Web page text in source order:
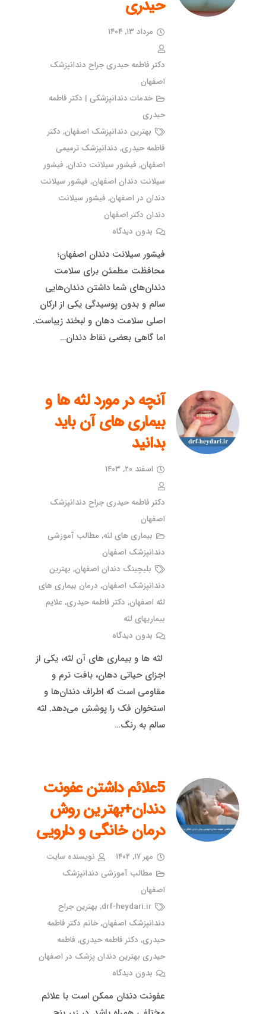
حیدری
مرداد ۱۳, ۱۴۰۴
دکتر فاطمه حیدری جراح دندانپزشک
اصفهان
خدمات دندانپزشکی | دکتر فاطمه
حیدری
بهترین دندانپزشک اصفهان, دکتر
فاطمه حیدری, دندانپزشک ترمیمی
اصفهان, فیشور سیلانت دندان, فیشور
سیلانت دندان اصفهان, فیشور سیلانت
دندان در اصفهان, فیشور سیلانت
دندان دکتر اصفهان
بدون دیدگاه
فیشور سیلانت دندان اصفهان؛
محافظت مطمئن برای سلامت
دندان‌های شما داشتن دندان‌هایی
سالم و بدون پوسیدگی یکی از ارکان
اصلی سلامت دهان و لبخند زیباست.
اما گاهی بعضی نقاط دندان…
آنچه در مورد لثه ها و
بیماری های آن باید
بدانید
اسفند ۲۰, ۱۴۰۳
دکتر فاطمه حیدری جراح دندانپزشک
اصفهان
بیماری های لثه, مطالب آموزشی
دندانپزشک اصفهان
بلیچینگ دندان اصفهان, بهترین
دندانپزشک اصفهان, درمان بیماری های
لثه اصفهان, دکتر فاطمه حیدری,علایم
بیماریهای لثه
بدون دیدگاه
لثه ها و بیماری های آن لثه، یکی از
اجزای حیاتی دهان، بافت نرم و
مقاومی است که اطراف دندان‌ها و
استخوان فک را پوشش می‌دهد. لثه
سالم به رنگ…
5علائم داشتن عفونت
دندان+بهترین روش
درمان خانگی و دارویی
مهر ۱۷, ۱۴۰۲
نویسنده سایت
مطالب آموزشی دندانپزشک
اصفهان
drf-heydari.ir
, بهترین جراح
دندانپزشک اصفهان,خانم دکتر فاطمه
حیدری, دکتر فاطمه حیدری, فاطمه
حیدری بهترین دندان پزشک در اصفهان
بدون دیدگاه
عفونت دندان ممکن است با علائم